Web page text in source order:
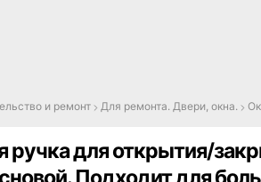
и ремонт Для ремонта. Двери, окна.
ручка для открытия/